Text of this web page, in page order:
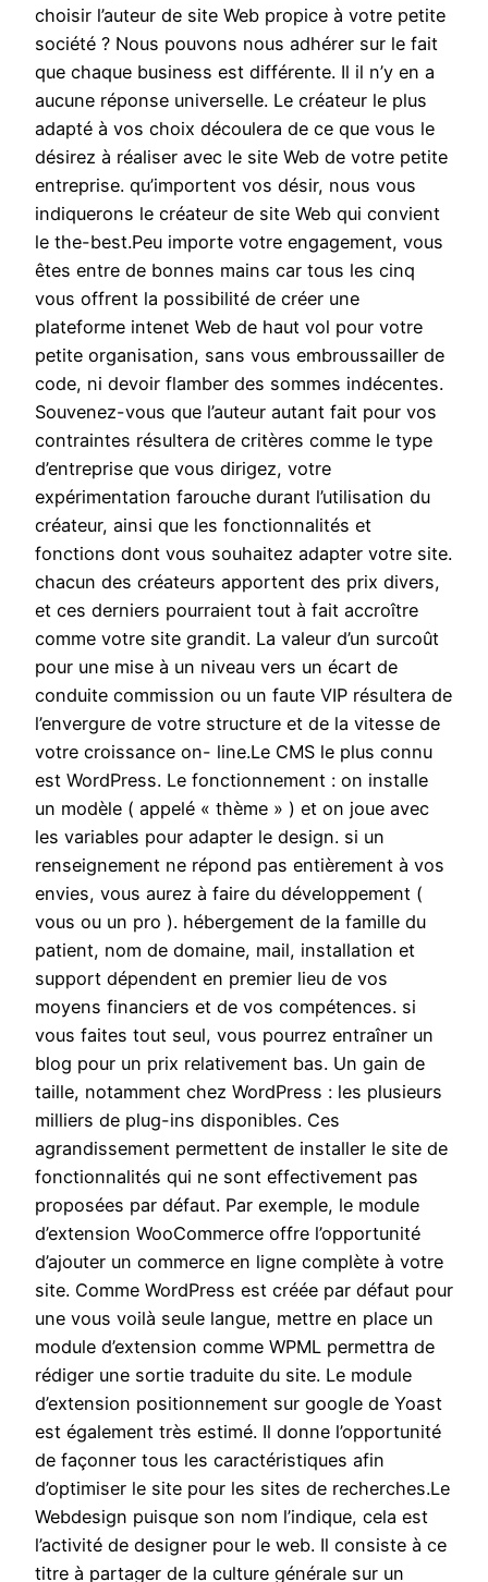
choisir l’auteur de site Web propice à votre petite
société ? Nous pouvons nous adhérer sur le fait
que chaque business est différente. Il il n’y en a
aucune réponse universelle. Le créateur le plus
adapté à vos choix découlera de ce que vous le
désirez à réaliser avec le site Web de votre petite
entreprise. qu’importent vos désir, nous vous
indiquerons le créateur de site Web qui convient
le the-best.Peu importe votre engagement, vous
êtes entre de bonnes mains car tous les cinq
vous offrent la possibilité de créer une
plateforme intenet Web de haut vol pour votre
petite organisation, sans vous embroussailler de
code, ni devoir flamber des sommes indécentes.
Souvenez-vous que l’auteur autant fait pour vos
contraintes résultera de critères comme le type
d’entreprise que vous dirigez, votre
expérimentation farouche durant l’utilisation du
créateur, ainsi que les fonctionnalités et
fonctions dont vous souhaitez adapter votre site.
chacun des créateurs apportent des prix divers,
et ces derniers pourraient tout à fait accroître
comme votre site grandit. La valeur d’un surcoût
pour une mise à un niveau vers un écart de
conduite commission ou un faute VIP résultera de
l’envergure de votre structure et de la vitesse de
votre croissance on- line.Le CMS le plus connu
est WordPress. Le fonctionnement : on installe
un modèle ( appelé « thème » ) et on joue avec
les variables pour adapter le design. si un
renseignement ne répond pas entièrement à vos
envies, vous aurez à faire du développement (
vous ou un pro ). hébergement de la famille du
patient, nom de domaine, mail, installation et
support dépendent en premier lieu de vos
moyens financiers et de vos compétences. si
vous faites tout seul, vous pourrez entraîner un
blog pour un prix relativement bas. Un gain de
taille, notamment chez WordPress : les plusieurs
milliers de plug-ins disponibles. Ces
agrandissement permettent de installer le site de
fonctionnalités qui ne sont effectivement pas
proposées par défaut. Par exemple, le module
d’extension WooCommerce offre l’opportunité
d’ajouter un commerce en ligne complète à votre
site. Comme WordPress est créée par défaut pour
une vous voilà seule langue, mettre en place un
module d’extension comme WPML permettra de
rédiger une sortie traduite du site. Le module
d’extension positionnement sur google de Yoast
est également très estimé. Il donne l’opportunité
de façonner tous les caractéristiques afin
d’optimiser le site pour les sites de recherches.Le
Webdesign puisque son nom l’indique, cela est
l’activité de designer pour le web. Il consiste à ce
titre à partager de la culture générale sur un